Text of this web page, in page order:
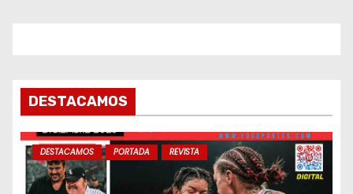
s
DESTACAMOS
DESTACAMOS PORTADA REVISTA